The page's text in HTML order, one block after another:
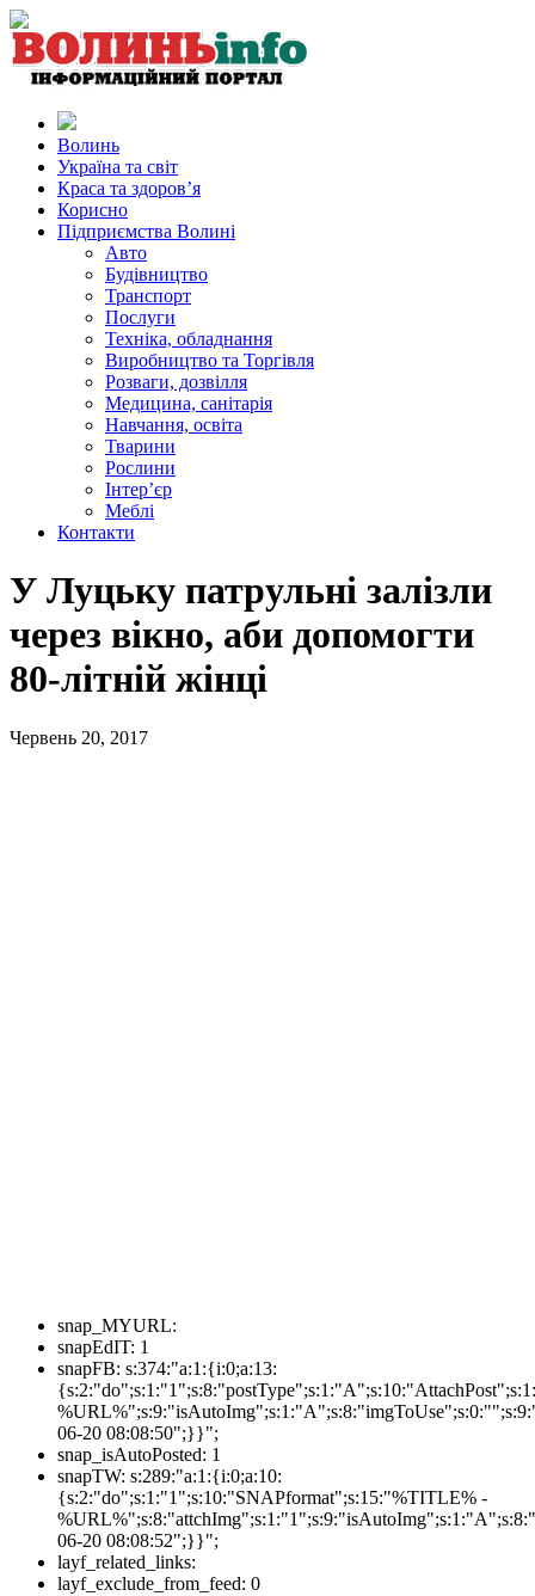
Волинь
Україна та світ
Краса та здоров’я
Корисно
Підприємства Волині
Авто
Будівництво
Транспорт
Послуги
Техніка, обладнання
Виробництво та Торгівля
Розваги, дозвілля
Медицина, санітарія
Навчання, освіта
Тварини
Рослини
Інтер’єр
Меблі
Контакти
У Луцьку патрульні залізли
через вікно, аби допомогти
80-літній жінці
Червень 20, 2017
snap_MYURL:
snapEdIT: 1
snapFB: s:374:"a:1:{i:0;a:13:
06-20 08:08:50";}}";
snap_isAutoPosted: 1
snapTW: s:289:"a:1:{i:0;a:10:
{s:2:"do";s:1:"1";s:10:"SNAPformat";s:15:"%TITLE% -
06-20 08:08:52";}}";
layf_related_links:
layf_exclude_from_feed: 0